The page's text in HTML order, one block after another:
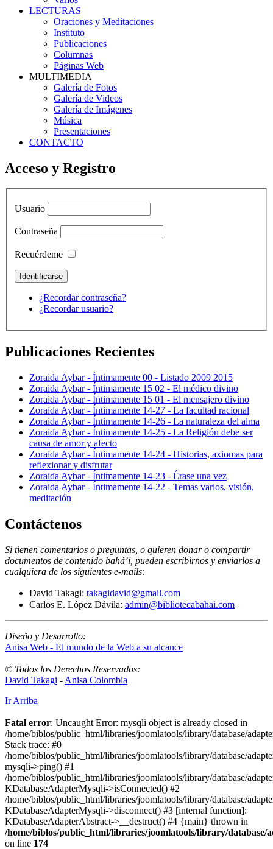
LECTURAS
Oraciones y Meditaciones
Instituto
Publicaciones
Columnas
Páginas Web
MULTIMEDIA
Galería de Fotos
Galería de Videos
Galería de Imágenes
Música
Presentaciones
CONTACTO
Acceso y Registro
Usuario
Contraseña
Recuérdeme
¿Recordar contraseña?
¿Recordar usuario?
Publicaciones Recientes
Zoraida Aybar - Íntimamente 00 - Listado 2009 2015
Zoraida Aybar - Íntimamente 15 02 - El médico divino
Zoraida Aybar - Íntimamente 15 01 - El mensajero divino
Zoraida Aybar - Íntimamente 14-27 - La facultad racional
Zoraida Aybar - Íntimamente 14-26 - La naturaleza del alma
Zoraida Aybar - Íntimamente 14-25 - La Religión debe ser
causa de amor y afecto
Zoraida Aybar - Íntimamente 14-24 - Historias, axiomas para
reflexionar y disfrutar
Zoraida Aybar - Íntimamente 14-23 - Érase una vez
Zoraida Aybar - Íntimamente 14-22 - Temas varios, visión,
meditación
Contáctenos
Si tienen comentarios o preguntas, o quieren donar o compartir
documentos de contenido bahá’í, pueden escribirnos y enviarlos a
cualquiera de los siguientes e-mails:
David Takagi: takagidavid@gmail.com
Carlos E. López Dávila: admin@bibliotecabahai.com
Diseño y Desarrollo:
Anisa Web - El mundo de la Web a su alcance
© Todos los Derechos Reservados:
David Takagi - Anisa Colombia
Ir Arriba
Fatal error: Uncaught Error: mysqli object is already closed in
/home/biblos/public_html/libraries/joomlatools/library/database/
Stack trace: #0
/home/biblos/public_html/libraries/joomlatools/library/database/
mysqli->ping() #1
/home/biblos/public_html/libraries/joomlatools/library/database/
KDatabaseAdapterMysqli->isConnected() #2
/home/biblos/public_html/libraries/joomlatools/library/database/
KDatabaseAdapterMysqli->disconnect() #3 [internal function]:
KDatabaseAdapterAbstract->__destruct() #4 {main} thrown in
/home/biblos/public_html/libraries/joomlatools/library/database/
on line 174